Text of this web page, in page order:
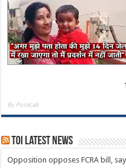
1
By PoseLab
TOI Latest News
Opposition opposes FCRA bill,